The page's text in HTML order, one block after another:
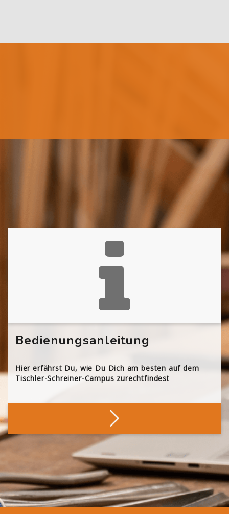
Bedienungsanleitung
Hier erfährst Du, wie Du Dich am besten auf dem
Tischler-Schreiner-Campus zurechtfindest